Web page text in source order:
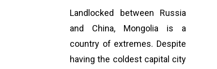
Landlocked between Russia
and China, Mongolia is a
country of extremes. Despite
having the coldest capital city